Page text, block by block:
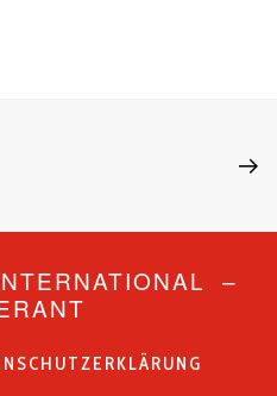
–